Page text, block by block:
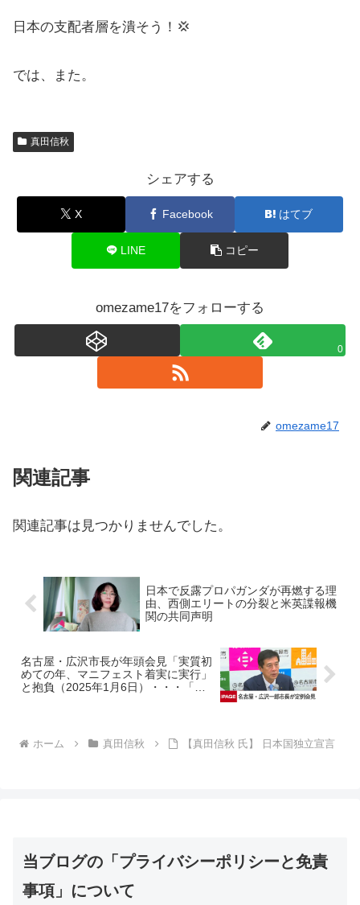
日本の支配者層を潰そう！💢
では、また。
真田信秋
シェアする
X Facebook はてブ
LINE コピー
omezame17をフォローする
0
omezame17
関連記事
関連記事は見つかりませんでした。
日本で反露プロパガンダが再燃する理
由、西側エリートの分裂と米英諜報機
関の共同声明
名古屋・広沢市長が年頭会見「実質初
めての年、マニフェスト着実に実行」
と抱負（2025年1月6日）・・・「減
ホーム 真田信秋 【真田信秋 氏】 日本国独立宣言
当ブログの「プライバシーポリシーと免責
事項」について